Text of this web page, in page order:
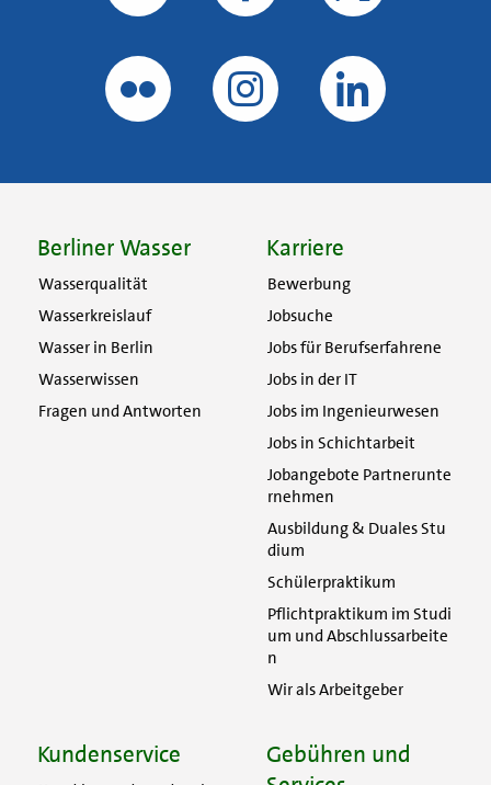
Berliner Wasser
Wasserqualität
Wasserkreislauf
Wasser in Berlin
Wasserwissen
Fragen und Antworten
Karriere
Bewerbung
Jobsuche
Jobs für Berufserfahrene
Jobs in der IT
Jobs im Ingenieurwesen
Jobs in Schichtarbeit
Jobangebote Partnerunte
rnehmen
Ausbildung & Duales Stu
dium
Schülerpraktikum
Pflichtpraktikum im Studi
um und Abschlussarbeite
n
Wir als Arbeitgeber
Kundenservice
Gebühren und